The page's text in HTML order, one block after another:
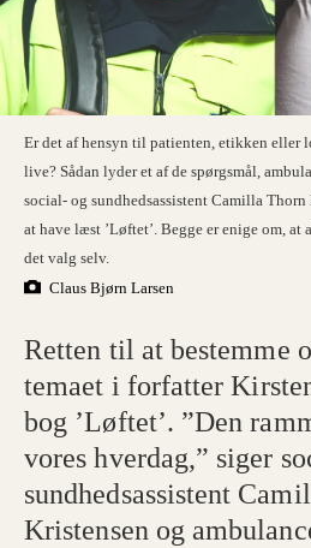
Er det af hensyn til patienten, etikken
live? Sådan lyder et af de spørgsmål,
social- og sundhedsassistent Camilla
at have læst ’Løftet’. Begge er enige om,
det valg selv.
Claus Bjørn Larsen
Retten til at bestemme
temaet i forfatter
bog ’Løftet’. ”Den
vores hverdag,” siger
sundhedsassistent
Kristensen og